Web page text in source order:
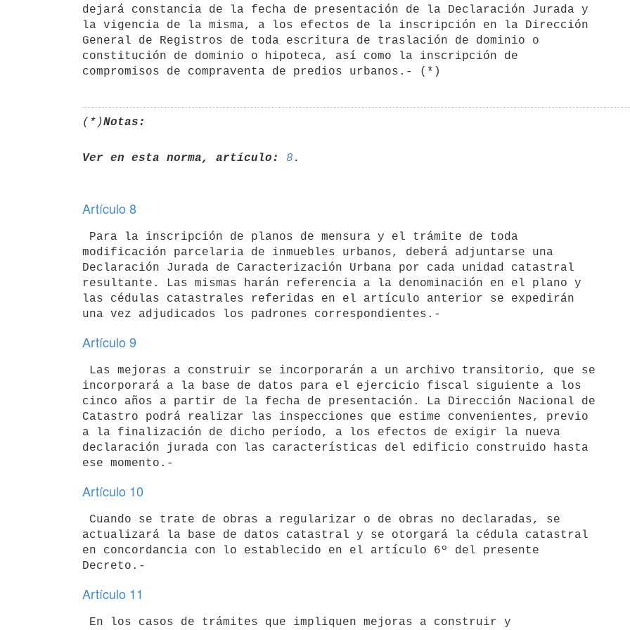
dejará constancia de la fecha de presentación de la Declaración Jurada y
la vigencia de la misma, a los efectos de la inscripción en la Dirección
General de Registros de toda escritura de traslación de dominio o
constitución de dominio o hipoteca, así como la inscripción de
(*)Notas:
Ver en esta norma, artículo: 8
Artículo 8
modificación parcelaria de inmuebles urbanos, deberá adjuntarse una
Declaración Jurada de Caracterización Urbana por cada unidad catastral
resultante. Las mismas harán referencia a la denominación en el plano y
las cédulas catastrales referidas en el artículo anterior se expedirán
Artículo 9
incorporará a la base de datos para el ejercicio fiscal siguiente a los
cinco años a partir de la fecha de presentación. La Dirección Nacional de
Catastro podrá realizar las inspecciones que estime convenientes, previo
a la finalización de dicho período, a los efectos de exigir la nueva
declaración jurada con las características del edificio construido hasta
Artículo 10
actualizará la base de datos catastral y se otorgará la cédula catastral
en concordancia con lo establecido en el artículo 6º del presente
Artículo 11